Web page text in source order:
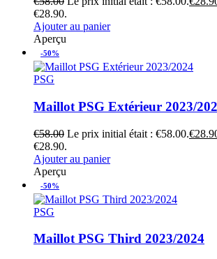
€28.90.
Ajouter au panier
Aperçu
-50%
PSG
Maillot PSG Extérieur 2023/
€58.00 Le prix initial était : €58.00.€
€28.90.
Ajouter au panier
Aperçu
-50%
PSG
Maillot PSG Third 2023/2024